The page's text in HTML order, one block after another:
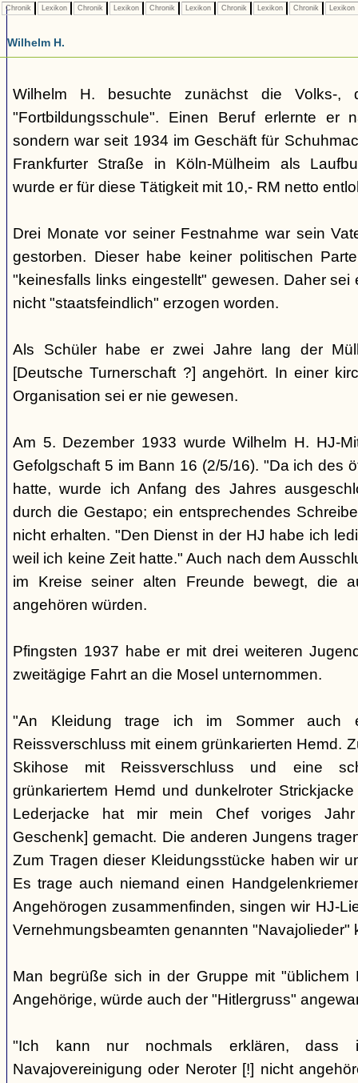
Chronik Lexikon Chronik Lexikon Chronik Lexikon Chronik Lexikon Chronik Lexikon
Wilhelm H.
Wilhelm H. besuchte zunächst die Volks-,
"Fortbildungsschule". Einen Beruf erlernte er
sondern war seit 1934 im Geschäft für
Frankfurter Straße in Köln-Mülheim als
wurde er für diese Tätigkeit mit 10,- RM netto
Drei Monate vor seiner Festnahme war sein
gestorben. Dieser habe keiner politischen
"keinesfalls links eingestellt" gewesen. Daher
nicht "staatsfeindlich" erzogen worden.
Als Schüler habe er zwei Jahre lang der
[Deutsche Turnerschaft ?] angehört. In einer
Organisation sei er nie gewesen.
Am 5. Dezember 1933 wurde Wilhelm H. HJ-
Gefolgschaft 5 im Bann 16 (2/5/16). "Da ich des
hatte, wurde ich Anfang des Jahres
durch die Gestapo; ein entsprechendes
nicht erhalten. "Den Dienst in der HJ habe ich
weil ich keine Zeit hatte." Auch nach dem
im Kreise seiner alten Freunde bewegt, die
angehören würden.
Pfingsten 1937 habe er mit drei weiteren
zweitägige Fahrt an die Mosel unternommen.
"An Kleidung trage ich im Sommer auch
Reissverschluss mit einem grünkarierten Hemd.
Skihose mit Reissverschluss und eine
grünkariertem Hemd und dunkelroter
Lederjacke hat mir mein Chef voriges
Geschenk] gemacht. Die anderen Jungens
Zum Tragen dieser Kleidungsstücke haben wir
Es trage auch niemand einen
Angehörogen zusammenfinden, singen wir HJ-
Vernehmungsbeamten genannten "Navajolieder"
Man begrüße sich in der Gruppe mit "üblichem
Angehörige, würde auch der "Hitlergruss"
"Ich kann nur nochmals erklären, dass
Navajovereinigung oder Neroter [!] nicht